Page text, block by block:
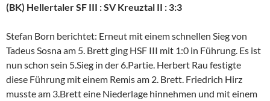
(BK) Hellertaler SF III : SV Kreuztal II : 3:3
Stefan Born berichtet: Erneut mit einem schnellen Sieg von
Tadeus Sosna am 5. Brett ging HSF III mit 1:0 in Führung. Es ist
nun schon sein 5.Sieg in der 6.Partie. Herbert Rau festigte
diese Führung mit einem Remis am 2. Brett. Friedrich Hirz
musste am 3.Brett eine Niederlage hinnehmen und mit einem